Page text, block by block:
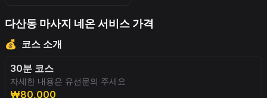
다산동 마사지 네온 서비스 가격
💰 코스 소개
30분 코스
자세한 내용은 유선문의 주세요
₩80,000